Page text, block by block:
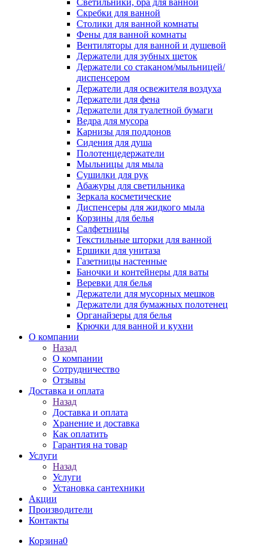
Светильники, бра для ванной
Скребки для ванной
Столики для ванной комнаты
Фены для ванной комнаты
Вентиляторы для ванной и душевой
Держатели для зубных щеток
Держатели со стаканом/мыльницей/
диспенсером
Держатели для освежителя воздуха
Держатели для фена
Держатели для туалетной бумаги
Ведра для мусора
Карнизы для поддонов
Сидения для душа
Полотенцедержатели
Мыльницы для мыла
Сушилки для рук
Абажуры для светильника
Зеркала косметические
Диспенсеры для жидкого мыла
Корзины для белья
Салфетницы
Текстильные шторки для ванной
Ершики для унитаза
Газетницы настенные
Баночки и контейнеры для ваты
Веревки для белья
Держатели для мусорных мешков
Держатели для бумажных полотенец
Органайзеры для белья
Крючки для ванной и кухни
О компании
Назад
О компании
Сотрудничество
Отзывы
Доставка и оплата
Назад
Доставка и оплата
Хранение и доставка
Как оплатить
Гарантия на товар
Услуги
Назад
Услуги
Установка сантехники
Акции
Производители
Контакты
Корзина0